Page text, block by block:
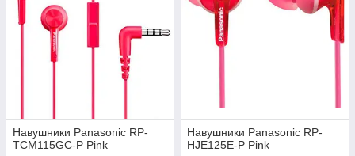
Навушники Panasonic RP-
TCM115GC-P Pink
Навушники Panasonic RP-
HJE125E-P Pink